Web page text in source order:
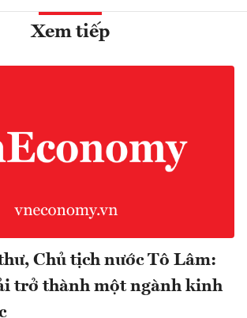
Xem tiếp
Chủ tịch nước Tô Lâm:
trở thành một ngành kinh